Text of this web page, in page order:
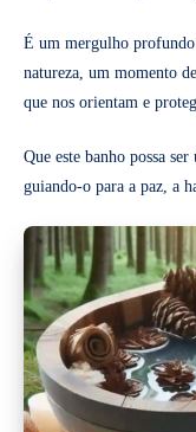
É um mergulho profundo
natureza, um momento
que nos orientam e
Que este banho possa
guiando-o para a paz, a